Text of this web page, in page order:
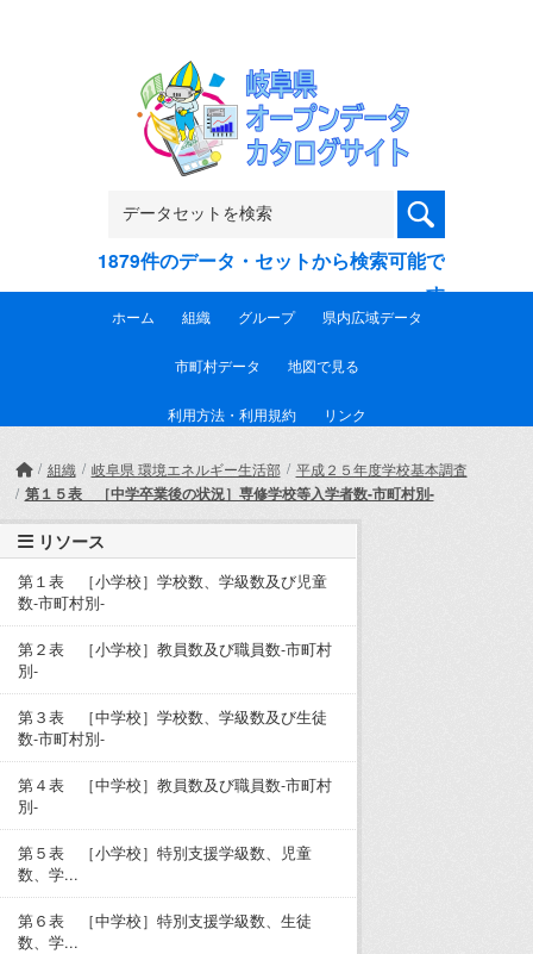
1879件のデータ・セットから検索可能で
す
ホーム 組織 グループ 県内広域データ
市町村データ 地図で見る
利用方法・利用規約 リンク
組織 岐阜県 環境エネルギー生活部 平成２５年度学校基本調査
第１５表 ［中学卒業後の状況］専修学校等入学者数-市町村別-
リソース
第１表 ［小学校］学校数、学級数及び児童
数-市町村別-
第２表 ［小学校］教員数及び職員数-市町村
別-
第３表 ［中学校］学校数、学級数及び生徒
数-市町村別-
第４表 ［中学校］教員数及び職員数-市町村
別-
第５表 ［小学校］特別支援学級数、児童
数、学...
第６表 ［中学校］特別支援学級数、生徒
数、学...